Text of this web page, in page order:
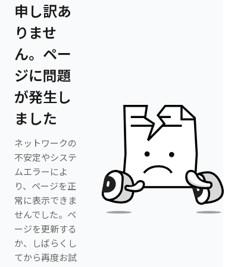
申し訳あ
りませ
ん。ペー
ジに問題
が発生し
ました
ネットワークの
不安定やシステ
ムエラーによ
り、ページを正
常に表示できま
せんでした。ペ
ージを更新する
か、しばらくし
てから再度お試